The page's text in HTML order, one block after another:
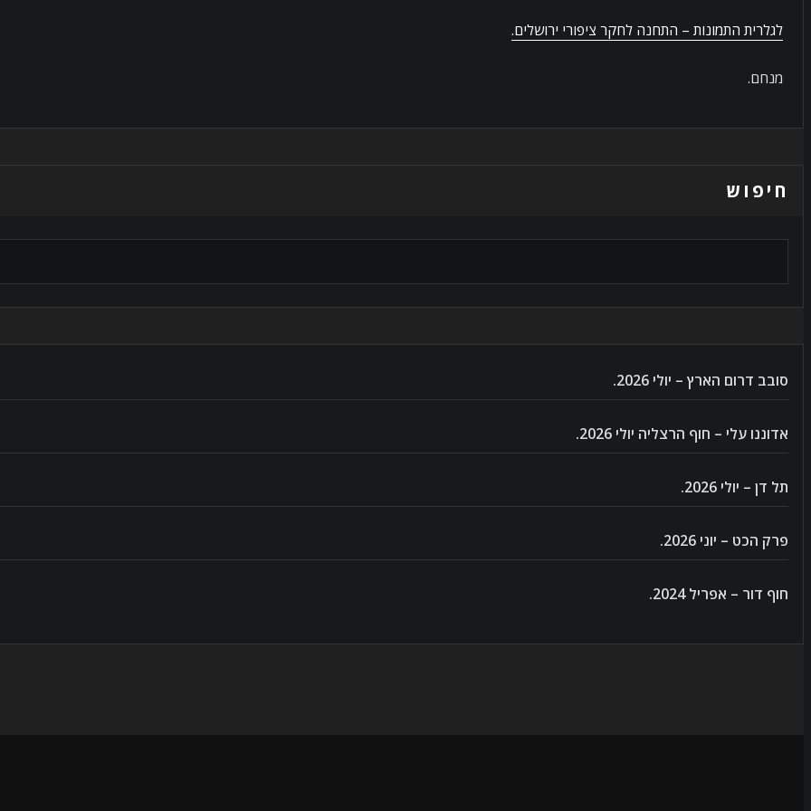
לגלרית התמונות – התחנה לחקר ציפורי ירושלים.
מנחם.
חיפוש
סובב דרום הארץ – יולי 2026.
אדוננו עלי – חוף הרצליה יולי 2026.
תל דן – יולי 2026.
פרק הכט – יוני 2026.
חוף דור – אפריל 2024.